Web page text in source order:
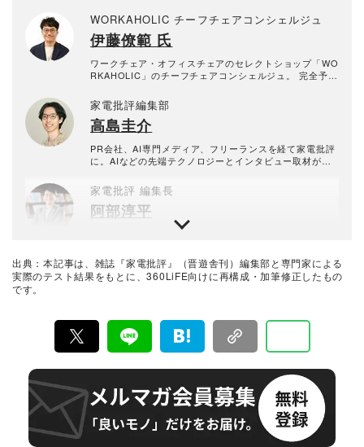
WORKAHOLIC チーフチェアコンシェルジュ
伊藤僚範 氏
ワークチェア・オフィスチェアのセレクトショップ「WO
RKAHOLIC」のチーフチェアコンシェルジュ。 完全予約
p/）では、専門知識と経験豊富なコンシェルジュのレク
チャーを受けながら、自分に合った最良のチェアを探す
だけでなくデスクワーク環境を総合的に相談できます。
家電批評編集部
高島圭介
PR会社、AI専門メディア、フリーランスを経て家電批評
に。AIなどの先端テクノロジーとインタビュー取材が好
のが悩み。
家電批評 編集長
阿部淳平
月刊誌『家電批評』編集長。PC専門誌出身で、得意ジャ
ン、自転車などの分野では仕事と趣味を兼ねて“自腹レビ
ュー”を多数執筆。NHK『あさイチ』、日本テレビ『ZI
P!』、TBSラジオ『爆笑問題の日曜サンデー』、YouTub
最新家電おすすめベストバイ
『家電批評』は2009年11月創刊の月刊誌で、毎月3日に
発行している雑誌および家電専門情報を提供するWEBメ
ディア。あらゆる家電製品にまつわる「ユーザーが気に
なっていること」を深く掘り下げ、専門家や自社検証機
関と協力して徹底的にテスト・評価する。高額なテレビ
から数百円の乾電池まで、編集部と専門家、そして社内
検証機関が実機テストを行い、価格やブランドに惑わさ
れることなく製品の本質的な性能を見極め、その良し悪
しをありのまま、雑誌およびWEBコンテンツとして発
信。編集長・阿部淳平を中心に、11名以上の編集体制で
出典：本記事は、雑誌『家電批評』（晋遊舎刊）編集部と専門家による
実際のテスト結果をもとに、360LiFE向けに再構成・加筆修正したもの
です。